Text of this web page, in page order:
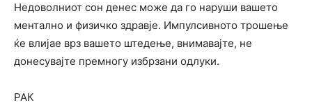
Недоволниот сон денес може да го наруши вашето
ментално и физичко здравје. Импулсивното трошење
ќе влијае врз вашето штедење, внимавајте, не
донесувајте премногу избрзани одлуки.
РАК